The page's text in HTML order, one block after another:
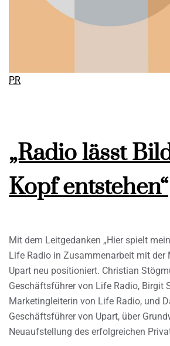
PR
„Radio lässt
Kopf entstehen“
Mit dem Leitgedanken „Hier spielt
Life Radio in Zusammenarbeit mit der
Upart neu positioniert. Christian
Geschäftsführer von Life Radio, Birgit
Marketingleiterin von Life Radio, und
Geschäftsführer von Upart, über
Neuaufstellung des erfolgreichen